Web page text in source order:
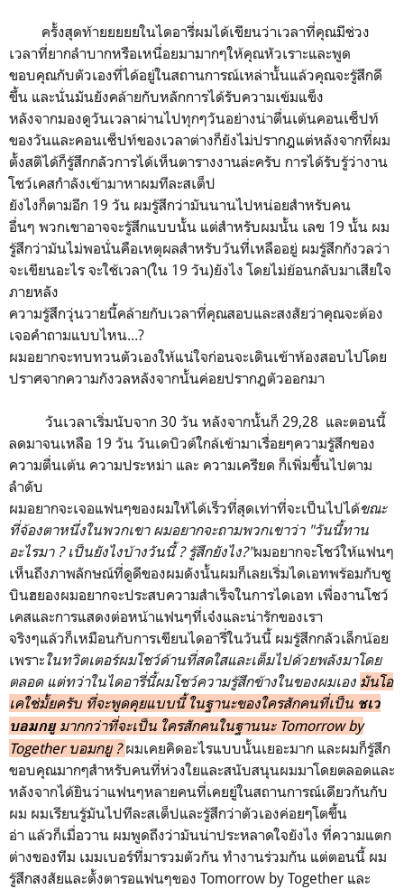
ครั้งสุดท้ายยยยยในไดอารี่ผมได้เขียนว่าเวลาที่คุณมีช่วง
เวลาที่ยากลำบากหรือเหนื่อยมามากๆให้คุณหัวเราะและพูด
ขอบคุณกับตัวเองที่ได้อยู่ในสถานการณ์เหล่านั้นแล้วคุณจะรู้สึกดี
ขึ้น และนั่นมันยังคล้ายกับหลักการได้รับความเข้มแข็ง
หลังจากมองดูวันเวลาผ่านไปทุกๆวันอย่างน่าตื่นเต้นคอนเซ็ปท์
ของวันและคอนเซ็ปท์ของเวลาต่างก็ยังไม่ปรากฎแต่หลังจากที่ผม
ตั้งสติได้ก็รู้สึกกลัวการได้เห็นตารางงานล่ะครับ การได้รับรู้ว่างาน
โชว์เคสกำลังเข้ามาหาผมทีละสเต็ป
ยังไงก็ตามอีก 19 วัน ผมรู้สึกว่ามันนานไปหน่อยสำหรับคน
อื่นๆ พวกเขาอาจจะรู้สึกแบบนั้น แต่สำหรับผมนั้น เลข 19 นั้น ผม
รู้สึกว่ามันไม่พอนั่นคือเหตุผลสำหรับวันที่เหลืออยู่ ผมรู้สึกกังวลว่า
จะเขียนอะไร จะใช้เวลา(ใน 19 วัน)ยังไง โดยไม่ย้อนกลับมาเสียใจ
ภายหลัง
ความรู้สึกวุ่นวายนี้คล้ายกับเวลาที่คุณสอบและสงสัยว่าคุณจะต้อง
เจอคำถามแบบไหน...?
ผมอยากจะทบทวนตัวเองให้แน่ใจก่อนจะเดินเข้าห้องสอบไปโดย
ปราศจากความกังวลหลังจากนั้นค่อยปรากฎตัวออกมา
วันเวลาเริ่มนับจาก 30 วัน หลังจากนั้นก็ 29,28 และตอนนี้
ลดมาจนเหลือ 19 วัน วันเดบิวต์ใกล้เข้ามาเรื่อยๆความรู้สึกของ
ความตื่นเต้น ความประหม่า และ ความเครียด ก็เพิ่มขึ้นไปตาม
ลำดับ
ผมอยากจะเจอแฟนๆของผมให้ได้เร็วที่สุดเท่าที่จะเป็นไปได้ขณะ
ที่จ้องตาหนึ่งในพวกเขา ผมอยากจะถามพวกเขาว่า "วันนี้ทาน
อะไรมา ? เป็นยังไงบ้างวันนี้ ? รู้สึกยังไง?"ผมอยากจะโชว์ให้แฟนๆ
เห็นถึงภาพลักษณ์ที่ดูดีของผมดังนั้นผมก็เลยเริ่มไดเอทพร้อมกับซู
บินฮยองผมอยากจะประสบความสำเร็จในการไดเอท เพื่องานโชว์
เคสและการแสดงต่อหน้าแฟนๆที่เจ๋งและน่ารักของเรา
จริงๆแล้วก็เหมือนกับการเขียนไดอารี่ในวันนี้ ผมรู้สึกกลัวเล็กน้อย
เพราะในทวิตเตอร์ผมโชว์ด้านที่สดใสและเต็มไปด้วยพลังมาโดย
ตลอด แต่ทว่าในไดอารี่นี้ผมโชว์ความรู้สึกข้างในของผมเอง มันโอ
เคใช่มั้ยครับ ที่จะพูดคุยแบบนี้ ในฐานะของใครสักคนที่เป็น ชเว
บอมกยูมากกว่าที่จะเป็น ใครสักคนในฐานนะ Tomorrow by
Together บอมกยู ?ผมเคยคิดอะไรแบบนั้นเยอะมาก และผมก็รู้สึก
ขอบคุณมากๆสำหรับคนที่ห่วงใยและสนับสนุนผมมาโดยตลอดและ
หลังจากได้ยินว่าแฟนๆหลายคนที่เคยยู่ในสถานการณ์เดียวกันกับ
ผม ผมเรียนรู้มันไปทีละสเต็ปและรู้สึกว่าตัวเองค่อยๆโตขึ้น
อ่า แล้วก็เมื่อวาน ผมพูดถึงว่ามันน่าประหลาดใจยังไง ที่ความแตก
ต่างของทีม เมมเบอร์ที่มารวมตัวกัน ทำงานร่วมกัน แต่ตอนนี้ ผม
รู้สึกสงสัยและตั้งตารอแฟนๆของ Tomorrow by Together และ